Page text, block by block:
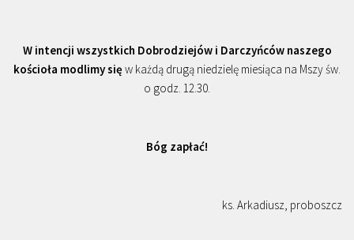
W intencji wszystkich Dobrodziejów i Darczyńców naszego
kościoła modlimy się w każdą drugą niedzielę miesiąca na Mszy św.
o godz. 12.30.
Bóg zapłać!
ks. Arkadiusz, proboszcz